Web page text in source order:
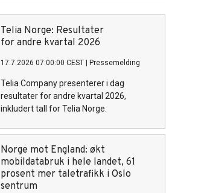
Telia Norge: Resultater
for andre kvartal 2026
17.7.2026 07:00:00 CEST Pressemelding
Telia Company presenterer i dag
resultater for andre kvartal 2026,
inkludert tall for Telia Norge.
Norge mot England: økt
mobildatabruk i hele landet, 61
prosent mer taletrafikk i Oslo
sentrum